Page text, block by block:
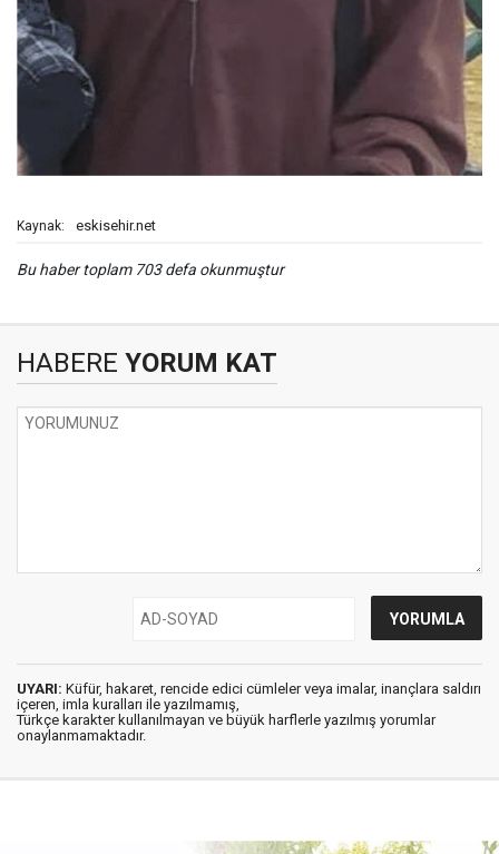
Kaynak: eskisehir.net
Bu haber toplam 703 defa okunmuştur
HABERE YORUM KAT
UYARI: Küfür, hakaret, rencide edici cümleler veya imalar, inançlara saldırı
içeren, imla kuralları ile yazılmamış,
Türkçe karakter kullanılmayan ve büyük harflerle yazılmış yorumlar
onaylanmamaktadır.